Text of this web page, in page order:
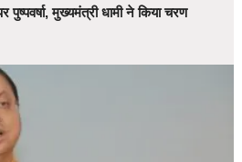
पुष्पवर्षा, मुख्यमंत्री धामी ने किया चरण